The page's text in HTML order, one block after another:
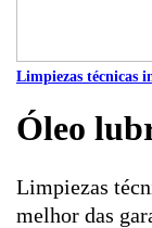
Limpiezas técnicas
Óleo
Limpiezas
melhor das